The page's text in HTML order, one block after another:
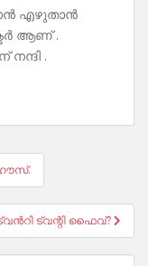
എഴുതാൻ
ആണ് .
.
ട്വന്റി ഫൈവ്?